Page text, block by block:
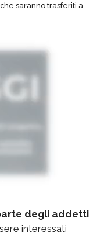
saranno trasferiti a
degli addetti
interessati